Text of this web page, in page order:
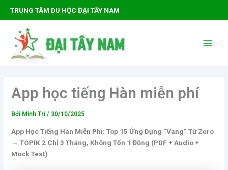
dung
TRUNG TÂM DU HỌC ĐẠI TÂY NAM
Menu
App học tiếng Hàn miễn phí
Bởi Minh Trí/ 30/10/2025
App Học Tiếng Hàn Miễn Phí: Top 15 Ứng Dụng “Vàng” Từ Zero
→ TOPIK 2 Chỉ 3 Tháng, Không Tốn 1 Đồng (PDF + Audio +
Mock Test)